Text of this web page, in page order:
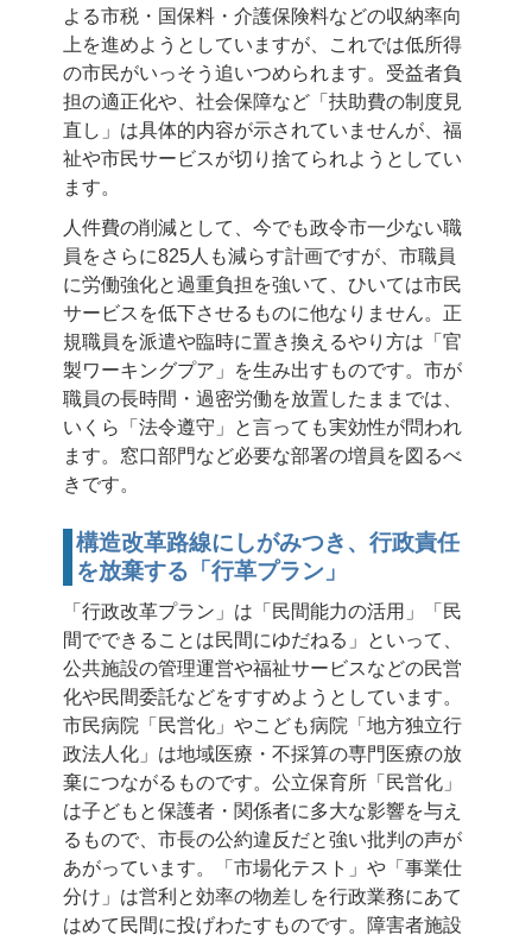
よる市税・国保料・介護保険料などの収納率向
上を進めようとしていますが、これでは低所得
の市民がいっそう追いつめられます。受益者負
担の適正化や、社会保障など「扶助費の制度見
直し」は具体的内容が示されていませんが、福
祉や市民サービスが切り捨てられようとしてい
ます。
人件費の削減として、今でも政令市一少ない職
員をさらに825人も減らす計画ですが、市職員
に労働強化と過重負担を強いて、ひいては市民
サービスを低下させるものに他なりません。正
規職員を派遣や臨時に置き換えるやり方は「官
製ワーキングプア」を生み出すものです。市が
職員の長時間・過密労働を放置したままでは、
いくら「法令遵守」と言っても実効性が問われ
ます。窓口部門など必要な部署の増員を図るべ
きです。
構造改革路線にしがみつき、行政責任
を放棄する「行革プラン」
「行政改革プラン」は「民間能力の活用」「民
間でできることは民間にゆだねる」といって、
公共施設の管理運営や福祉サービスなどの民営
化や民間委託などをすすめようとしています。
市民病院「民営化」やこども病院「地方独立行
政法人化」は地域医療・不採算の専門医療の放
棄につながるものです。公立保育所「民営化」
は子どもと保護者・関係者に多大な影響を与え
るもので、市長の公約違反だと強い批判の声が
あがっています。「市場化テスト」や「事業仕
分け」は営利と効率の物差しを行政業務にあて
はめて民間に投げわたすものです。障害者施設